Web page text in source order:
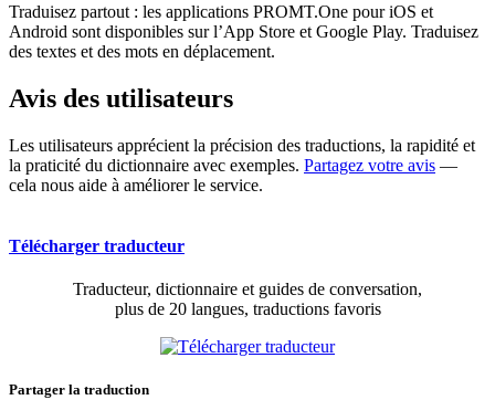
Traduisez partout : les applications PROMT.One pour iOS et
Android sont disponibles sur l’App Store et Google Play. Traduisez
des textes et des mots en déplacement.
Avis des utilisateurs
Les utilisateurs apprécient la précision des traductions, la rapidité et
la praticité du dictionnaire avec exemples. Partagez votre avis —
cela nous aide à améliorer le service.
Télécharger traducteur
Traducteur, dictionnaire et guides de conversation,
plus de 20 langues, traductions favoris
Partager la traduction